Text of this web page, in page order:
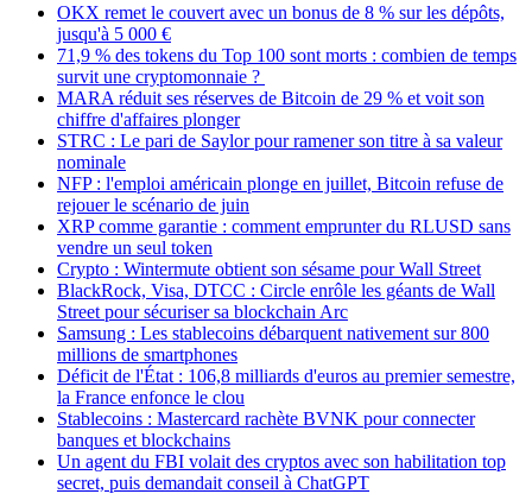
OKX remet le couvert avec un bonus de 8 % sur les dépôts,
jusqu'à 5 000 €
71,9 % des tokens du Top 100 sont morts : combien de temps
survit une cryptomonnaie ?
MARA réduit ses réserves de Bitcoin de 29 % et voit son
chiffre d'affaires plonger
STRC : Le pari de Saylor pour ramener son titre à sa valeur
nominale
NFP : l'emploi américain plonge en juillet, Bitcoin refuse de
rejouer le scénario de juin
XRP comme garantie : comment emprunter du RLUSD sans
vendre un seul token
Crypto : Wintermute obtient son sésame pour Wall Street
BlackRock, Visa, DTCC : Circle enrôle les géants de Wall
Street pour sécuriser sa blockchain Arc
Samsung : Les stablecoins débarquent nativement sur 800
millions de smartphones
Déficit de l'État : 106,8 milliards d'euros au premier semestre,
la France enfonce le clou
Stablecoins : Mastercard rachète BVNK pour connecter
banques et blockchains
Un agent du FBI volait des cryptos avec son habilitation top
secret, puis demandait conseil à ChatGPT